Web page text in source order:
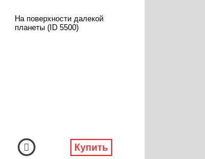
На поверхности далекой
планеты (ID 5500)
Купить